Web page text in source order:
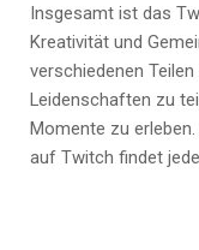
Insgesamt ist das
Kreativität und
verschiedenen
Leidenschaften zu
Momente zu
auf Twitch findet